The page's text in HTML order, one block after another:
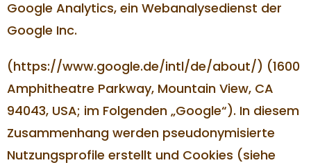
Google Analytics, ein Webanalysedienst der
Google Inc.
(https://www.google.de/intl/de/about/) (1600
Amphitheatre Parkway, Mountain View, CA
94043, USA; im Folgenden „Google“). In diesem
Zusammenhang werden pseudonymisierte
Nutzungsprofile erstellt und Cookies (siehe